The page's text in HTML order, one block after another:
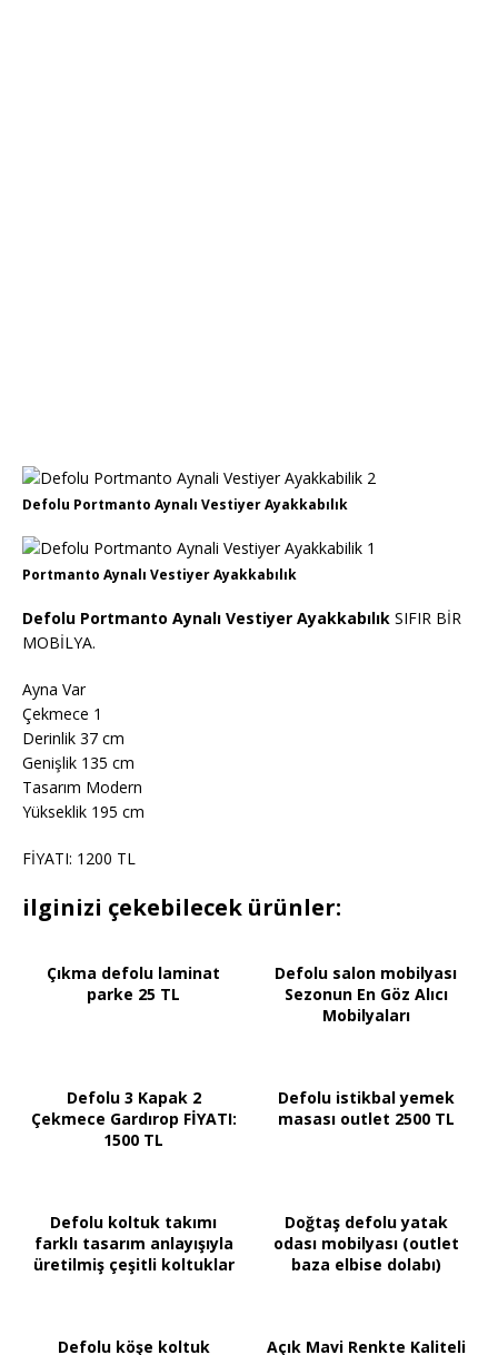
Defolu Portmanto Aynalı Vestiyer Ayakkabılık
Portmanto Aynalı Vestiyer Ayakkabılık
Defolu Portmanto Aynalı Vestiyer Ayakkabılık SIFIR BİR
MOBİLYA.
Ayna Var
Çekmece 1
Derinlik 37 cm
Genişlik 135 cm
Tasarım Modern
Yükseklik 195 cm
FİYATI: 1200 TL
ilginizi çekebilecek ürünler:
Çıkma defolu laminat
parke 25 TL
Defolu salon mobilyası
Sezonun En Göz Alıcı
Mobilyaları
Defolu 3 Kapak 2
Çekmece Gardırop FİYATI:
1500 TL
Defolu istikbal yemek
masası outlet 2500 TL
Defolu koltuk takımı
farklı tasarım anlayışıyla
üretilmiş çeşitli koltuklar
Doğtaş defolu yatak
odası mobilyası (outlet
baza elbise dolabı)
Defolu köşe koltuk Açık Mavi Renkte Kaliteli